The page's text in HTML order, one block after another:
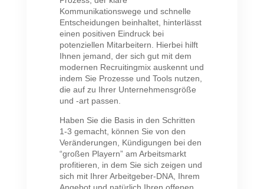
Kommunikationswege und schnelle
Entscheidungen beinhaltet, hinterlässt
einen positiven Eindruck bei
potenziellen Mitarbeitern. Hierbei hilft
Ihnen jemand, der sich gut mit dem
modernen Recruitingmix auskennt und
indem Sie Prozesse und Tools nutzen,
die auf zu Ihrer Unternehmensgröße
und -art passen.
Haben Sie die Basis in den Schritten
1-3 gemacht, können Sie von den
Veränderungen, Kündigungen bei den
“großen Playern” am Arbeitsmarkt
profitieren, in dem Sie sich zeigen und
sich mit Ihrer Arbeitgeber-DNA, Ihrem